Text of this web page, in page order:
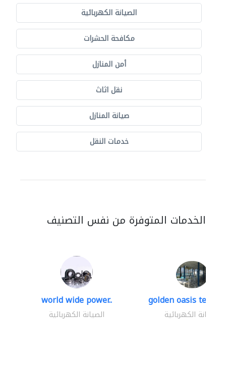
الصيانة الكهربائية
مكافحة الحشرات
أمن المنازل
نقل اثاث
صيانة المنازل
خدمات النقل
الخدمات المتوفرة من نفس التصنيف
world wide power..
الصيانة الكهربائية
golden oasis
الصيانة الكهربائية